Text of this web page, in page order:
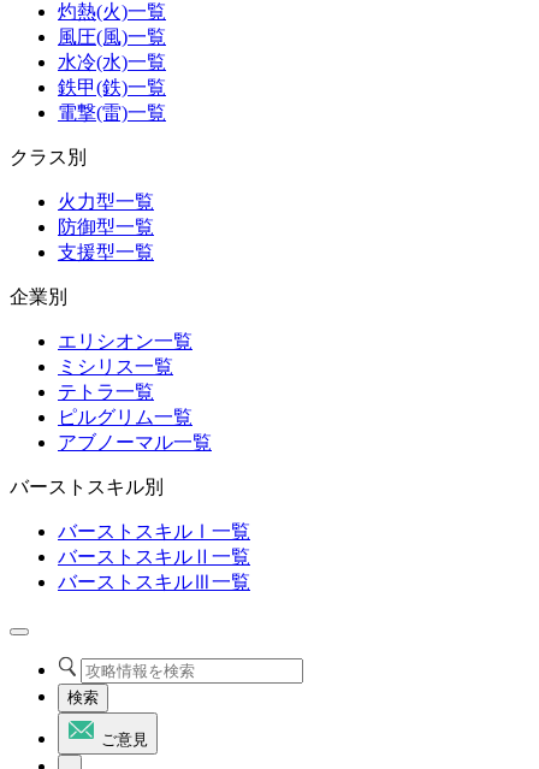
灼熱(火)一覧
風圧(風)一覧
水冷(水)一覧
鉄甲(鉄)一覧
電撃(雷)一覧
クラス別
火力型一覧
防御型一覧
支援型一覧
企業別
エリシオン一覧
ミシリス一覧
テトラ一覧
ピルグリム一覧
アブノーマル一覧
バーストスキル別
バーストスキルⅠ一覧
バーストスキルⅡ一覧
バーストスキルⅢ一覧
検索
ご意見